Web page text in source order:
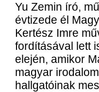
Yu Zemin író,
évtizede él
Kertész Imre
fordításával lett
elején, amikor
magyar
hallgatóinak